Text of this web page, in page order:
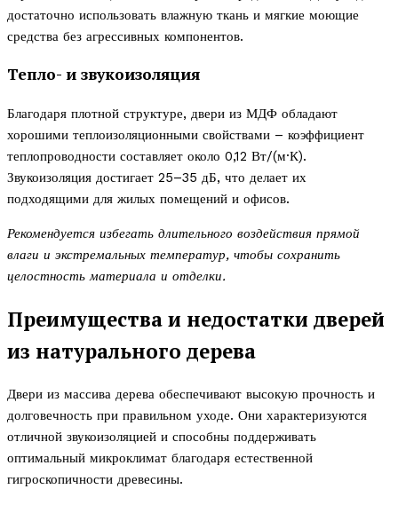
достаточно использовать влажную ткань и мягкие моющие
средства без агрессивных компонентов.
Тепло- и звукоизоляция
Благодаря плотной структуре, двери из МДФ обладают
хорошими теплоизоляционными свойствами – коэффициент
теплопроводности составляет около 0,12 Вт/(м·К).
Звукоизоляция достигает 25–35 дБ, что делает их
подходящими для жилых помещений и офисов.
Рекомендуется избегать длительного воздействия прямой
влаги и экстремальных температур, чтобы сохранить
целостность материала и отделки.
Преимущества и недостатки дверей
из натурального дерева
Двери из массива дерева обеспечивают высокую прочность и
долговечность при правильном уходе. Они характеризуются
отличной звукоизоляцией и способны поддерживать
оптимальный микроклимат благодаря естественной
гигроскопичности древесины.